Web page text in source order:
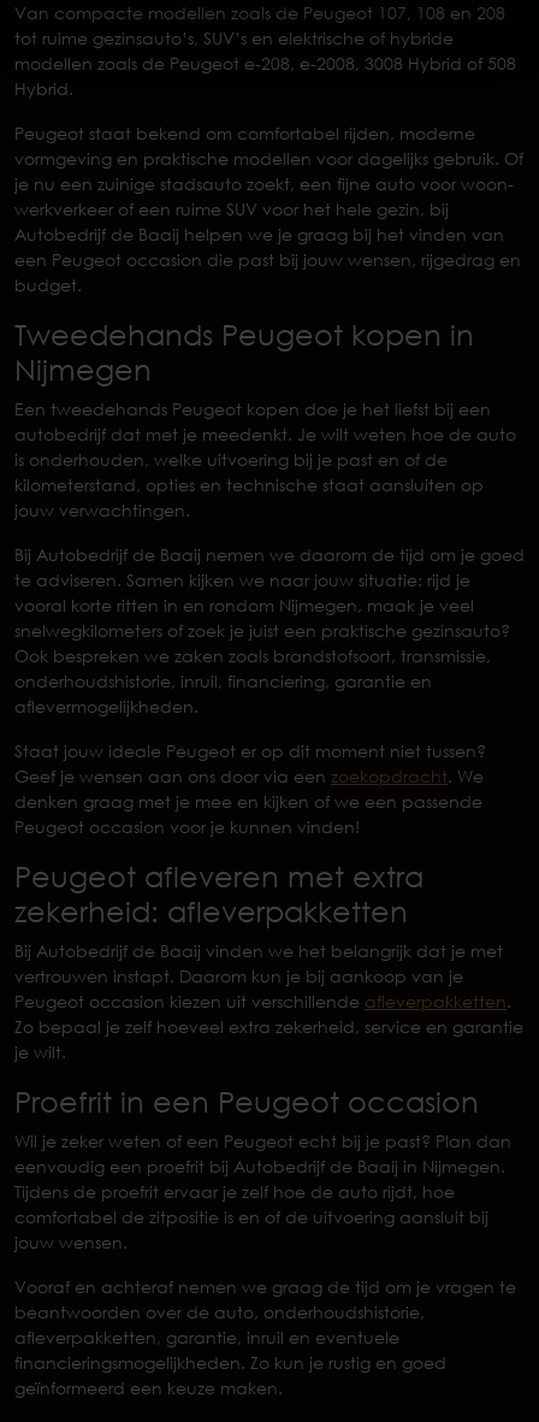
Van compacte modellen zoals de Peugeot 107, 108 en 208
tot ruime gezinsauto’s, SUV’s en elektrische of hybride
modellen zoals de Peugeot e-208, e-2008, 3008 Hybrid of 508
Hybrid.
Peugeot staat bekend om comfortabel rijden, moderne
vormgeving en praktische modellen voor dagelijks gebruik. Of
je nu een zuinige stadsauto zoekt, een fijne auto voor woon-
werkverkeer of een ruime SUV voor het hele gezin, bij
Autobedrijf de Baaij helpen we je graag bij het vinden van
een Peugeot occasion die past bij jouw wensen, rijgedrag en
budget.
Tweedehands Peugeot kopen in
Nijmegen
Een tweedehands Peugeot kopen doe je het liefst bij een
autobedrijf dat met je meedenkt. Je wilt weten hoe de auto
is onderhouden, welke uitvoering bij je past en of de
kilometerstand, opties en technische staat aansluiten op
jouw verwachtingen.
Bij Autobedrijf de Baaij nemen we daarom de tijd om je goed
te adviseren. Samen kijken we naar jouw situatie: rijd je
vooral korte ritten in en rondom Nijmegen, maak je veel
snelwegkilometers of zoek je juist een praktische gezinsauto?
Ook bespreken we zaken zoals brandstofsoort, transmissie,
onderhoudshistorie, inruil, financiering, garantie en
aflevermogelijkheden.
Staat jouw ideale Peugeot er op dit moment niet tussen?
Geef je wensen aan ons door via een zoekopdracht. We
denken graag met je mee en kijken of we een passende
Peugeot occasion voor je kunnen vinden!
Peugeot afleveren met extra
zekerheid: afleverpakketten
Bij Autobedrijf de Baaij vinden we het belangrijk dat je met
vertrouwen instapt. Daarom kun je bij aankoop van je
Peugeot occasion kiezen uit verschillende afleverpakketten.
Zo bepaal je zelf hoeveel extra zekerheid, service en garantie
je wilt.
Proefrit in een Peugeot occasion
Wil je zeker weten of een Peugeot echt bij je past? Plan dan
eenvoudig een proefrit bij Autobedrijf de Baaij in Nijmegen.
Tijdens de proefrit ervaar je zelf hoe de auto rijdt, hoe
comfortabel de zitpositie is en of de uitvoering aansluit bij
jouw wensen.
Vooraf en achteraf nemen we graag de tijd om je vragen te
beantwoorden over de auto, onderhoudshistorie,
afleverpakketten, garantie, inruil en eventuele
financieringsmogelijkheden. Zo kun je rustig en goed
geïnformeerd een keuze maken.